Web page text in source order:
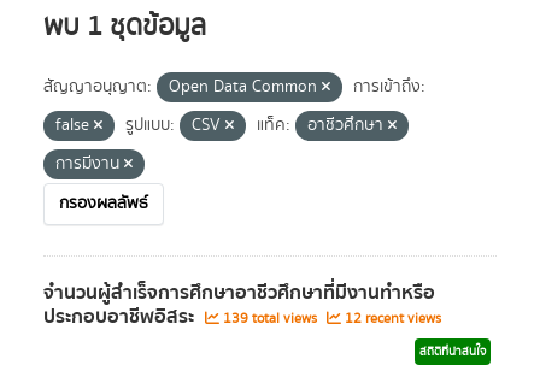
พบ 1 ชุดข้อมูล
สัญญาอนุญาต: Open Data Common
การเข้าถึง:
false
รูปแบบ: CSV แท็ค:
อาชีวศึกษา
การมีงาน
กรองผลลัพธ์
จำนวนผู้สำเร็จการศึกษาอาชีวศึกษาที่มีงานทำหรือ
ประกอบอาชีพอิสระ 139 total views 12 recent views
สถิติที่น่าสนใจ